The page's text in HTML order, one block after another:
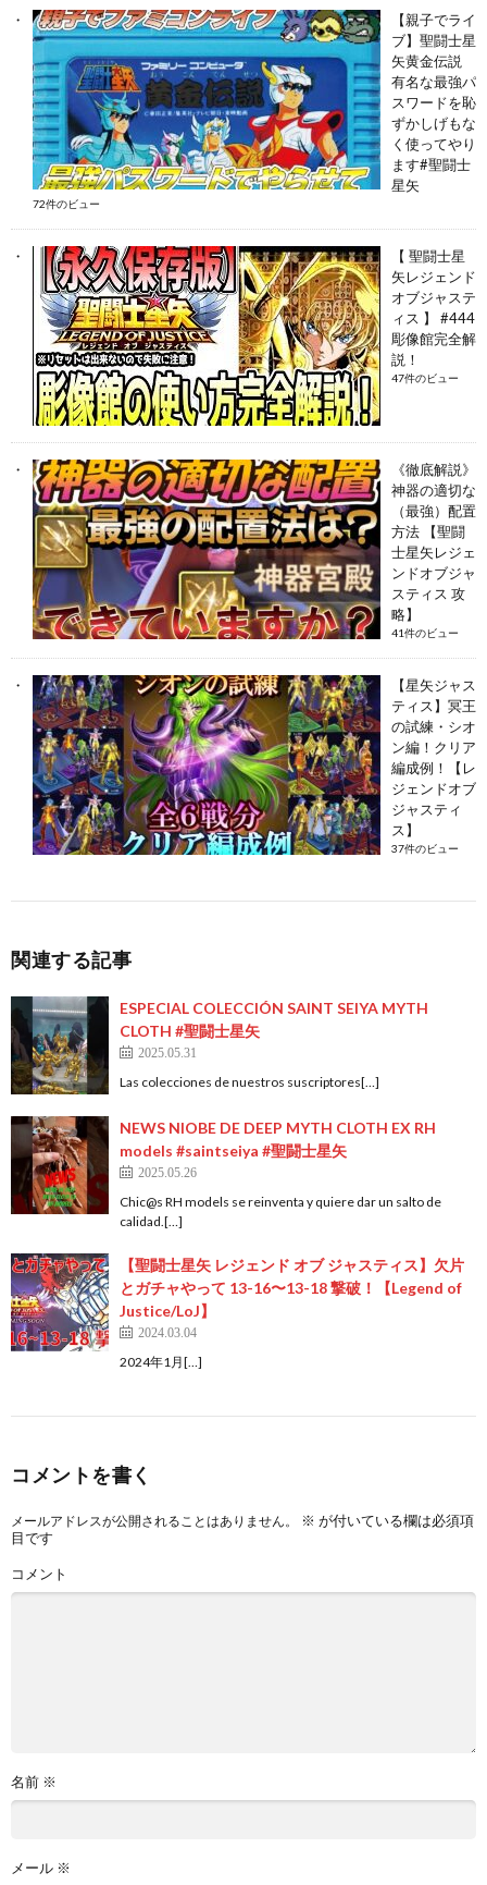
【親子でライ
ブ】聖闘士星
矢黄金伝説
有名な最強パ
スワードを恥
ずかしげもな
く使ってやり
ます#聖闘士
星矢
72件のビュー
【 聖闘士星
矢レジェンド
オブジャステ
ィス 】 #444
彫像館完全解
説！
47件のビュー
《徹底解説》
神器の適切な
（最強）配置
方法 【聖闘
士星矢レジェ
ンドオブジャ
スティス 攻
略】
41件のビュー
【星矢ジャス
ティス】冥王
の試練・シオ
ン編！クリア
編成例！【レ
ジェンドオブ
ジャスティ
ス】
37件のビュー
関連する記事
ESPECIAL COLECCIÓN SAINT SEIYA MYTH
CLOTH #聖闘士星矢
2025.05.31
Las colecciones de nuestros suscriptores[…]
NEWS NIOBE DE DEEP MYTH CLOTH EX RH
models #saintseiya #聖闘士星矢
2025.05.26
Chic@s RH models se reinventa y quiere dar un salto de
calidad.[…]
【聖闘士星矢 レジェンド オブ ジャスティス】欠片
とガチャやって 13-16〜13-18 撃破！【Legend of
Justice/LoJ】
2024.03.04
2024年1月[…]
コメントを書く
メールアドレスが公開されることはありません。 ※ が付いている欄は必須項
目です
コメント
名前 ※
メール ※